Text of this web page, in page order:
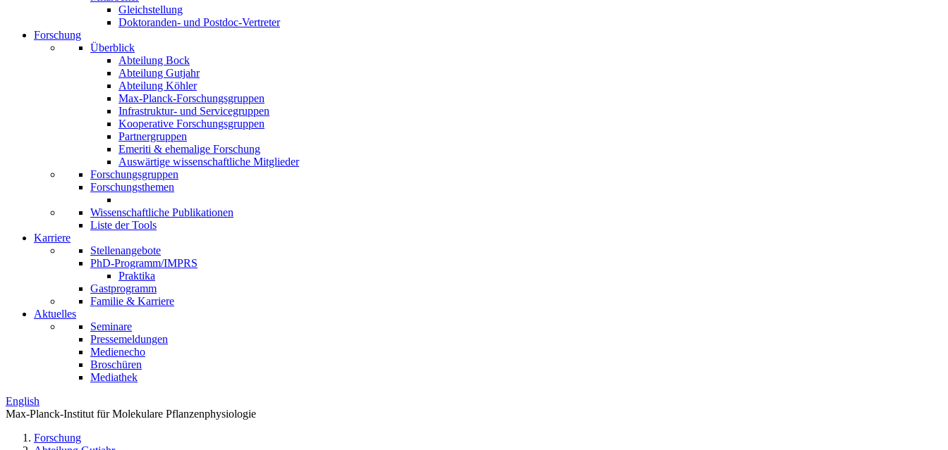
Gleichstellung
Doktoranden- und Postdoc-Vertreter
Forschung
Überblick
Abteilung Bock
Abteilung Gutjahr
Abteilung Köhler
Max-Planck-Forschungsgruppen
Infrastruktur- und Servicegruppen
Kooperative Forschungsgruppen
Partnergruppen
Emeriti & ehemalige Forschung
Auswärtige wissenschaftliche Mitglieder
Forschungsgruppen
Forschungsthemen
Wissenschaftliche Publikationen
Liste der Tools
Karriere
Stellenangebote
PhD-Programm/IMPRS
Praktika
Gastprogramm
Familie & Karriere
Aktuelles
Seminare
Pressemeldungen
Medienecho
Broschüren
Mediathek
English
Max-Planck-Institut für Molekulare Pflanzenphysiologie
Forschung